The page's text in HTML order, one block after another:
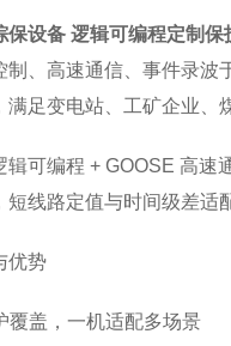
保设备 逻辑可编程定制保
制、高速通信、事件录波
满足变电站、工矿企业、
辑可编程 + GOOSE 高速
短线路定值与时间级差适
优势
覆盖，一机适配多场景